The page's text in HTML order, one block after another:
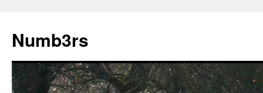
content
Numb3rs